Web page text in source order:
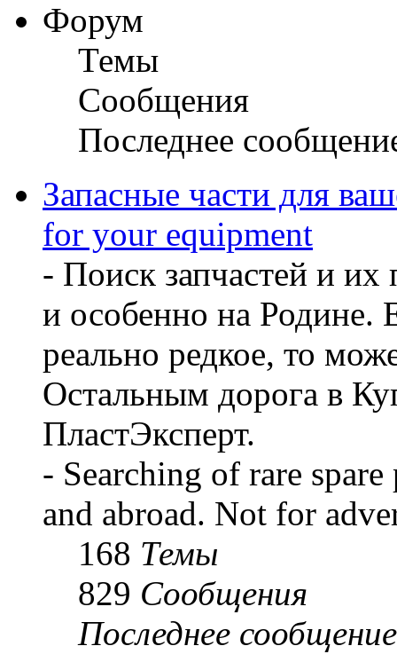
Форум
Темы
Сообщения
Последнее
Запасные части для
for your equipment
- Поиск запчастей и
и особенно на Родине.
реально редкое, то
Остальным дорога в
ПластЭксперт.
- Searching of rare
and abroad. Not for
168 Темы
829 Сообщения
Последнее сообщение